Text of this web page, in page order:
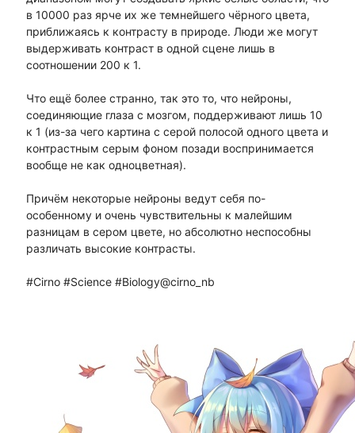
в 10000 раз ярче их же темнейшего чёрного цвета,
приближаясь к контрасту в природе. Люди же могут
выдерживать контраст в одной сцене лишь в
соотношении 200 к 1.
Что ещё более странно, так это то, что нейроны,
соединяющие глаза с мозгом, поддерживают лишь 10
к 1 (из-за чего картина с серой полосой одного цвета и
контрастным серым фоном позади воспринимается
вообще не как одноцветная).
Причём некоторые нейроны ведут себя по-
особенному и очень чувствительны к малейшим
разницам в сером цвете, но абсолютно неспособны
различать высокие контрасты.
#Cirno #Science #Biology@cirno_nb